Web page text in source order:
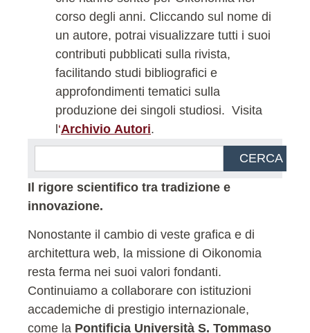
corso degli anni. Cliccando sul nome di
un autore, potrai visualizzare tutti i suoi
contributi pubblicati sulla rivista,
facilitando studi bibliografici e
approfondimenti tematici sulla
produzione dei singoli studiosi. Visita
l‘Archivio Autori.
CERCA
Il rigore scientifico tra tradizione e
innovazione.
Nonostante il cambio di veste grafica e di
architettura web, la missione di Oikonomia
resta ferma nei suoi valori fondanti.
Continuiamo a collaborare con istituzioni
accademiche di prestigio internazionale,
come la Pontificia Università S. Tommaso